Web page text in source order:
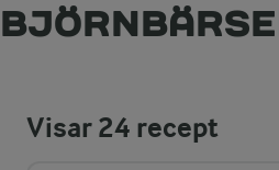
Visar24 recept